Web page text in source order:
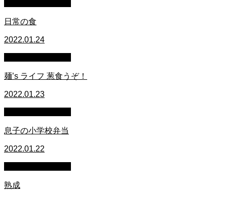
日常の食
2022.01.24
麺’s ライフ 葱食うぞ！
2022.01.23
息子の小学校弁当
2022.01.22
熟成